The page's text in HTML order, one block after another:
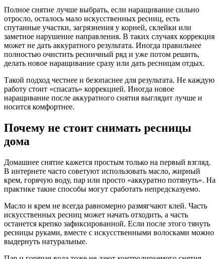
Полное снятие лучше выбрать, если наращивание сильно
отросло, осталось мало искусственных ресниц, есть
спутанные участки, загрязнения у корней, склейки или
заметное нарушение направления. В таких случаях коррекция
может не дать аккуратного результата. Иногда правильнее
полностью очистить ресничный ряд и уже потом решить,
делать новое наращивание сразу или дать ресницам отдых.
Такой подход честнее и безопаснее для результата. Не каждую
работу стоит «спасать» коррекцией. Иногда новое
наращивание после аккуратного снятия выглядит лучше и
носится комфортнее.
Почему не стоит снимать ресницы
дома
Домашнее снятие кажется простым только на первый взгляд.
В интернете часто советуют использовать масло, жирный
крем, горячую воду, пар или просто «аккуратно потянуть». На
практике такие способы могут сработать непредсказуемо.
Масло и крем не всегда равномерно размягчают клей. Часть
искусственных ресниц может начать отходить, а часть
останется крепко зафиксированной. Если после этого тянуть
ресницы руками, вместе с искусственными волосками можно
выдернуть натуральные.